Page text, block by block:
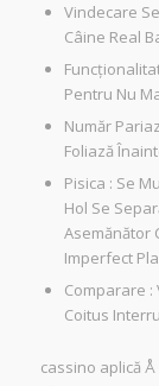
Vindecare
Câine Real
Pentru Nu
Număr
Foliază
Pisica : Se
Hol Se
Asemănător
Imperfect
Comparare :
Coitus
cassino aplică